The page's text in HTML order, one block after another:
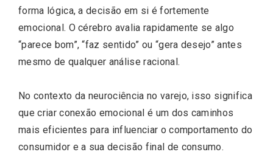
forma lógica, a decisão em si é fortemente
emocional. O cérebro avalia rapidamente se algo
“parece bom”, “faz sentido” ou “gera desejo” antes
mesmo de qualquer análise racional.
No contexto da neurociência no varejo, isso significa
que criar conexão emocional é um dos caminhos
mais eficientes para influenciar o comportamento do
consumidor e a sua decisão final de consumo.